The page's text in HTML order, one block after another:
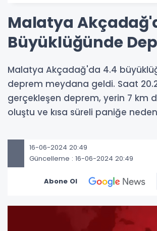
Malatya
Büyüklüğünde
Malatya Akçadağ'da 4.4
deprem meydana geldi. Saat
gerçekleşen deprem, yerin 7 km
oluştu ve kısa süreli paniğe
16-06-2024 20:49
Güncelleme : 16-06-2024 20:49
Abone Ol